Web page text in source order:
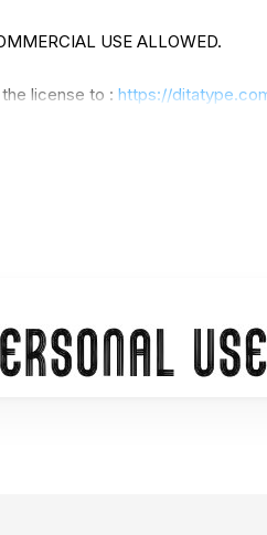
USE ALLOWED.
license to : https://
folder) before installing the font.
corporate fees.